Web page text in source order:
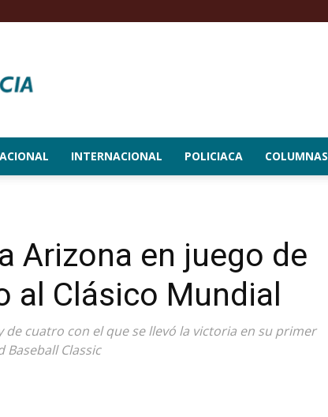
INTERNACIONAL POLICIACA COLUMNAS
Arizona en juego de
al Clásico Mundial
cuatro con el que se llevó la victoria en su primer
Classic